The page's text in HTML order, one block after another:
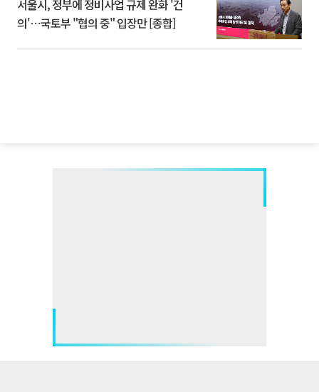
서울시, 정부에 정비사업 규제 완화 '건
의'⋯국토부 "협의 중" 입장만 [종합]